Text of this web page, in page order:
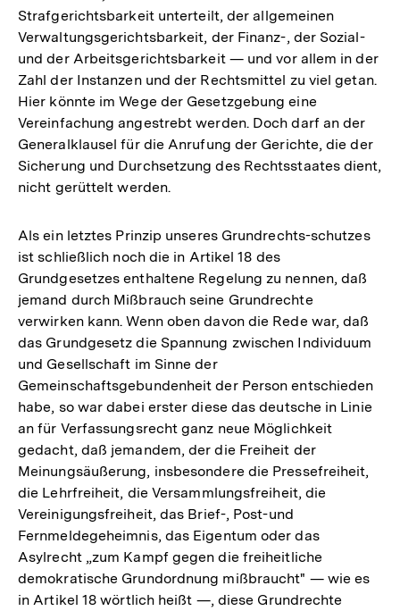
Strafgerichtsbarkeit unterteilt, der allgemeinen
Verwaltungsgerichtsbarkeit, der Finanz-, der Sozial-
und der Arbeitsgerichtsbarkeit — und vor allem in der
Zahl der Instanzen und der Rechtsmittel zu viel getan.
Hier könnte im Wege der Gesetzgebung eine
Vereinfachung angestrebt werden. Doch darf an der
Generalklausel für die Anrufung der Gerichte, die der
Sicherung und Durchsetzung des Rechtsstaates dient,
nicht gerüttelt werden.
Als ein letztes Prinzip unseres Grundrechts-schutzes
ist schließlich noch die in Artikel 18 des
Grundgesetzes enthaltene Regelung zu nennen, daß
jemand durch Mißbrauch seine Grundrechte
verwirken kann. Wenn oben davon die Rede war, daß
das Grundgesetz die Spannung zwischen Individuum
und Gesellschaft im Sinne der
Gemeinschaftsgebundenheit der Person entschieden
habe, so war dabei erster diese das deutsche in Linie
an für Verfassungsrecht ganz neue Möglichkeit
gedacht, daß jemandem, der die Freiheit der
Meinungsäußerung, insbesondere die Pressefreiheit,
die Lehrfreiheit, die Versammlungsfreiheit, die
Vereinigungsfreiheit, das Brief-, Post-und
Fernmeldegeheimnis, das Eigentum oder das
Asylrecht „zum Kampf gegen die freiheitliche
demokratische Grundordnung mißbraucht" — wie es
in Artikel 18 wörtlich heißt —, diese Grundrechte